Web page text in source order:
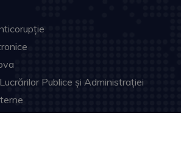
Publice și Administrației